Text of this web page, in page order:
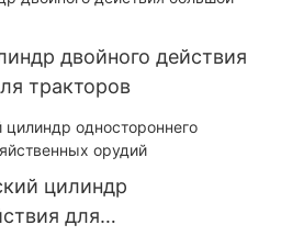
двойного действия
тракторов
цилиндр
для